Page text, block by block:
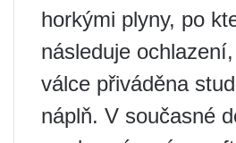
horkými plyny, po
následuje
válce přiváděna
náplň. V současné